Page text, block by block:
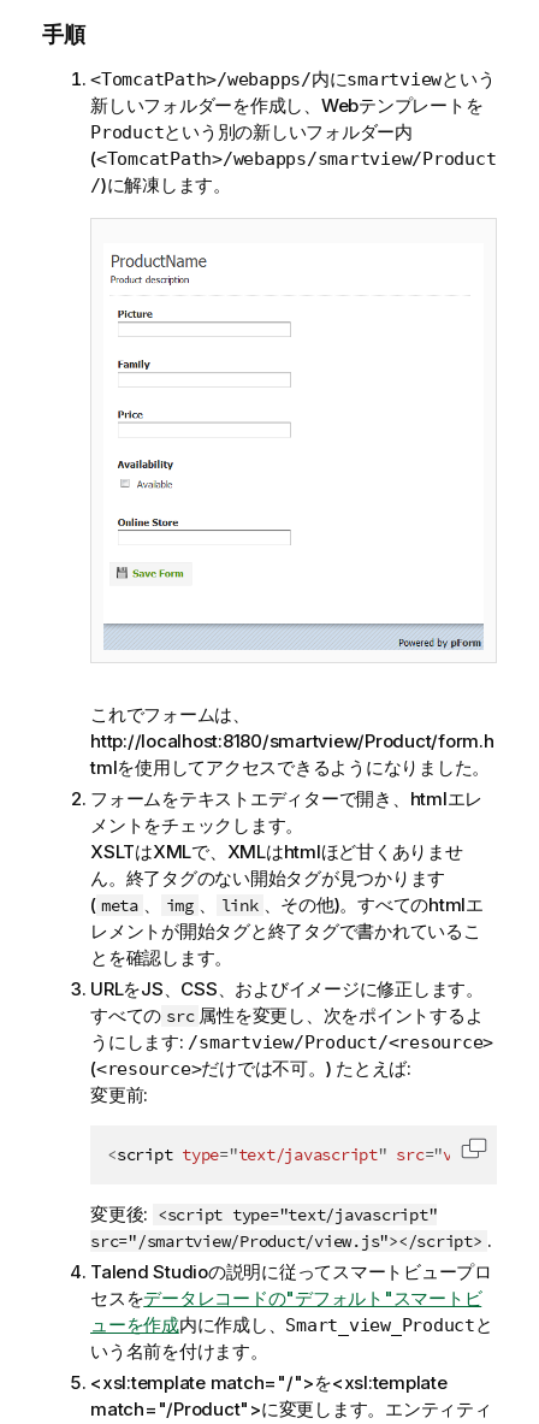
手順
<TomcatPath>/webapps/内にsmartviewという
新しいフォルダーを作成し、Webテンプレートを
Productという別の新しいフォルダー内
(<TomcatPath>/webapps/smartview/Product
/)に解凍します。
これでフォームは、
http://localhost:8180/smartview/Product/form.h
tmlを使用してアクセスできるようになりました。
フォームをテキストエディターで開き、htmlエレ
メントをチェックします。
XSLTはXMLで、XMLはhtmlほど甘くありませ
ん。終了タグのない開始タグが見つかります
( meta img link
、その他)。すべてのhtmlエ
レメントが開始タグと終了タグで書かれているこ
とを確認します。
URLをJS、CSS、およびイメージに修正します。
すべての src 属性を変更し、次をポイントするよ
うにします: /smartview/Product/<resource>
(<resource>だけでは不可。) たとえば:
変更前:
<script type="text/javascript" src="view.jsコード
変更後: <script type="text/javascript"
src="/smartview/Product/view.js"></script> .
Talend Studioの説明に従ってスマートビュープロ
セスをデータレコードの"デフォルト"スマートビ
ューを作成内に作成し、 Smart_view_Productと
いう名前を付けます。
<xsl:template match="/">を<xsl:template
match="/Product">に変更します。エンティティ